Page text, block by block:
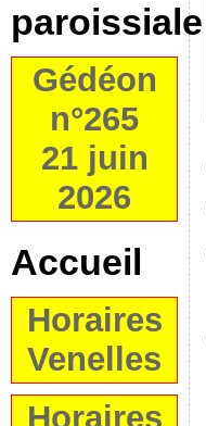
paroissiale
Gédéon
n°265
21 juin
2026
Accueil
Horaires
Venelles
Horaires